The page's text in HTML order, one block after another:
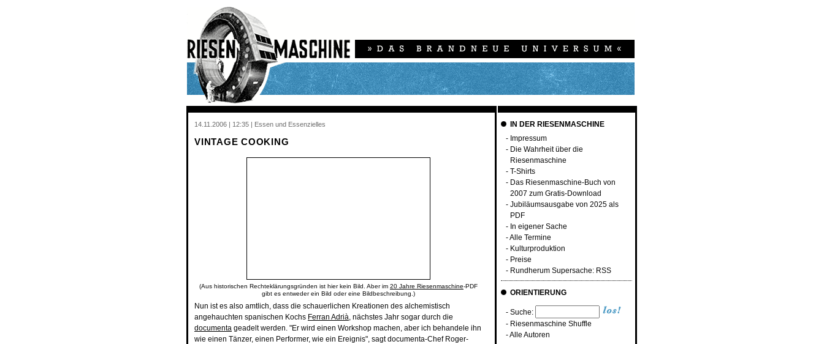
14.11.2006 | 12:35 | Essen und Essenzielles
VINTAGE COOKING
(Aus historischen Rechteklärungsgründen ist hier kein Bild. Aber im 20 Jahre Riesenmaschine-PDF
gibt es entweder ein Bild oder eine Bildbeschreibung.)
Nun ist es also amtlich, dass die schauerlichen Kreationen des alchemistisch
angehauchten spanischen Kochs Ferran Adrià, nächstes Jahr sogar durch die
documenta geadelt werden. "Er wird einen Workshop machen, aber ich behandele ihn
wie einen Tänzer, einen Performer, wie ein Ereignis", sagt documenta-Chef Roger-
IN DER RIESENMASCHINE
- Impressum
- Die Wahrheit über die
Riesenmaschine
- T-Shirts
- Das Riesenmaschine-Buch von
2007 zum Gratis-Download
- Jubiläumsausgabe von 2025 als
PDF
- In eigener Sache
-Alle Termine
- Kulturproduktion
- Preise
- Rundherum Supersache: RSS
ORIENTIERUNG
- Suche:
- Riesenmaschine Shuffle
-Alle Autoren